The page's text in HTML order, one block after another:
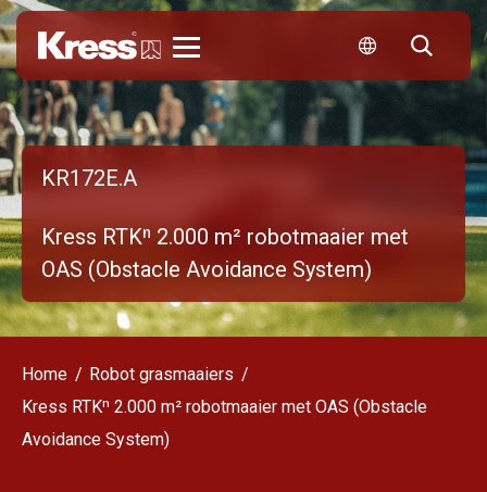
KR172E.A
Kress RTKⁿ 2.000 m² robotmaaier met
OAS (Obstacle Avoidance System)
Home
Robot grasmaaiers
Kress RTKⁿ 2.000 m² robotmaaier met OAS (Obstacle
Avoidance System)